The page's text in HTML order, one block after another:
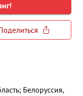
Белоруссия,